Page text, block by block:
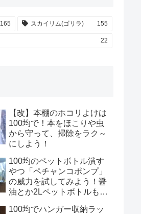
165 スカイリム(ゴリラ) 155
22
【改】本棚のホコリよけは
100均で！本をほこりや虫
から守って、掃除をラク～
にしよう！
100均のペットボトル潰す
やつ「ペチャンコポンプ」
の威力を試してみよう！醤
油とか2Lペットボトルもい
100均でハンガー収納ラッ